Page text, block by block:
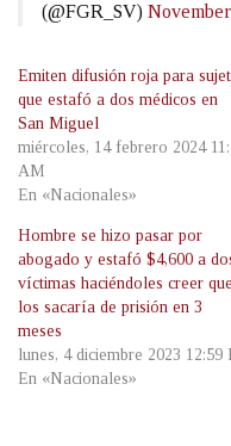
(@FGR_SV)
Emiten difusión roja para
que estafó a dos médicos en
San Miguel
miércoles, 14 febrero 2024
AM
En «Nacionales»
Hombre se hizo pasar por
abogado y estafó $4,600 a
víctimas haciéndoles creer que
los sacaría de prisión en 3
meses
lunes, 4 diciembre 2023 12:59
En «Nacionales»